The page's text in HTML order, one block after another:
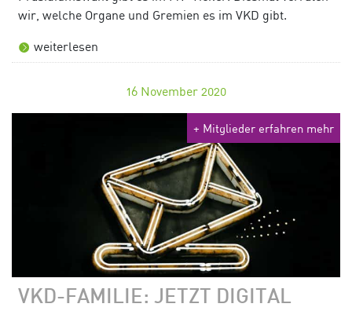
wir, welche Organe und Gremien es im VKD gibt.
weiterlesen
16 November 2020
+ Mitglieder erfahren mehr
VKD-FAMILIE: JETZT DIGITAL